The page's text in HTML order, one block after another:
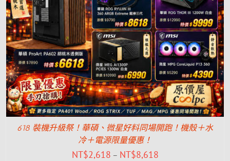
618 裝機升級祭！華碩、微星好料同場開跑！機殼＋水
冷＋電源限量優惠！
NT$2,618 – NT$8,618